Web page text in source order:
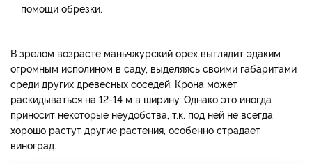
помощи обрезки.
В зрелом возрасте маньчжурский орех выглядит эдаким
огромным исполином в саду, выделяясь своими габаритами
среди других древесных соседей. Крона может
раскидываться на 12-14 м в ширину. Однако это иногда
приносит некоторые неудобства, т.к. под ней не всегда
хорошо растут другие растения, особенно страдает
виноград.